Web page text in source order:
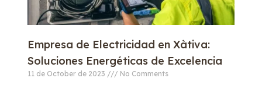
Empresa de Electricidad en Xàtiva:
Soluciones Energéticas de Excelencia
11 de October de 2023 No Comments